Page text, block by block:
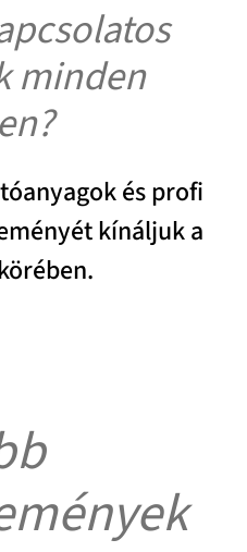
minden
és profi
kínáljuk a